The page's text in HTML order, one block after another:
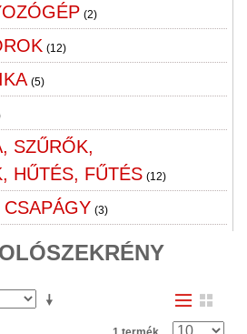
(2)
(12)
(5)
SZŰRŐK,
HŰTÉS, FŰTÉS (12)
(3)
FÉMKIVÁLASZTÓ